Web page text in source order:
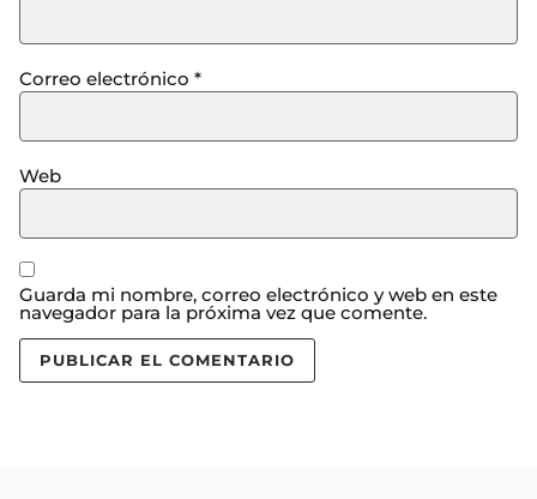
Correo electrónico *
Web
Guarda mi nombre, correo electrónico y web en este
navegador para la próxima vez que comente.